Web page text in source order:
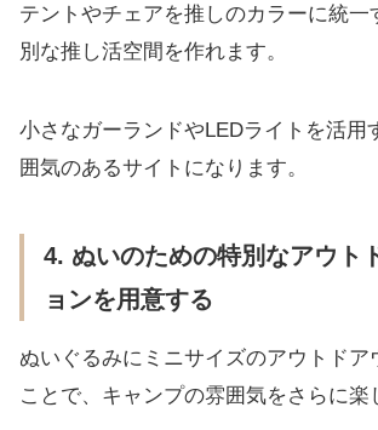
テントやチェアを推しのカラーに統一
別な推し活空間を作れます。
小さなガーランドやLEDライトを活用
囲気のあるサイトになります。
4. ぬいのための特別なアウト
ョンを用意する
ぬいぐるみにミニサイズのアウトドア
ことで、キャンプの雰囲気をさらに楽